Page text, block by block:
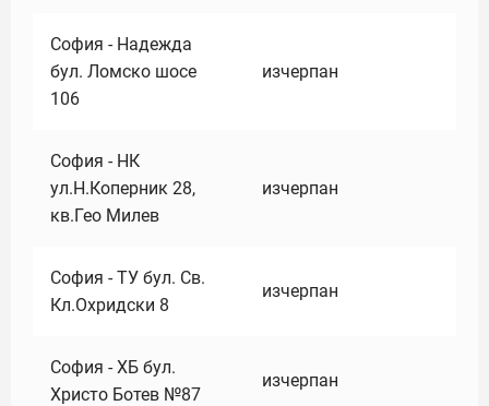
София - Надежда
бул. Ломско шосе
106
изчерпан
София - НК
ул.Н.Коперник 28,
кв.Гео Милев
изчерпан
София - ТУ бул. Св.
Кл.Охридски 8
изчерпан
София - ХБ бул.
Христо Ботев №87
изчерпан